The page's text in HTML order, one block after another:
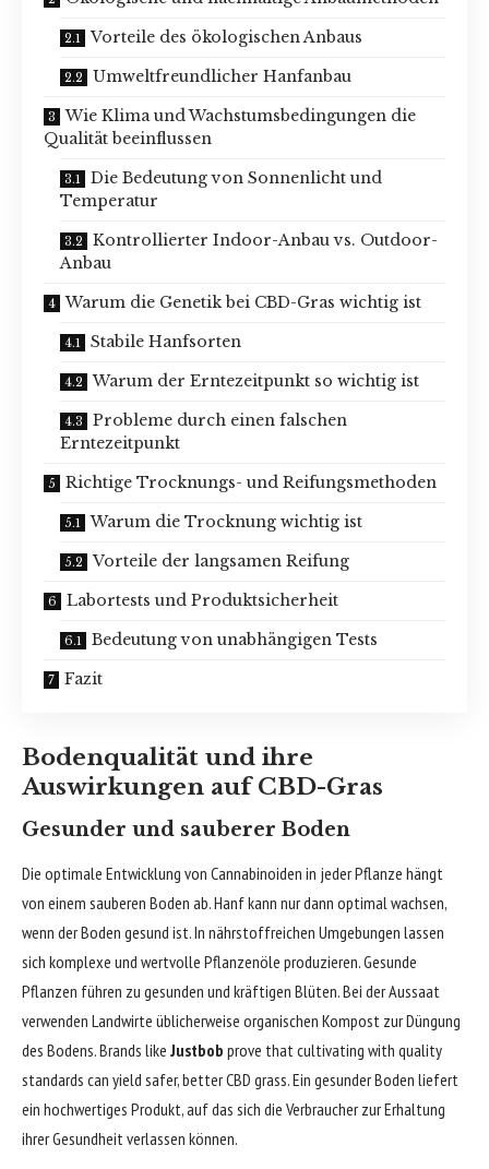
Vorteile des ökologischen Anbaus
Umweltfreundlicher Hanfanbau
Wie Klima und Wachstumsbedingungen die
Qualität beeinflussen
Die Bedeutung von Sonnenlicht und
Temperatur
Kontrollierter Indoor-Anbau vs. Outdoor-
Anbau
Warum die Genetik bei CBD-Gras wichtig ist
Stabile Hanfsorten
Warum der Erntezeitpunkt so wichtig ist
Probleme durch einen falschen
Erntezeitpunkt
Richtige Trocknungs- und Reifungsmethoden
Warum die Trocknung wichtig ist
Vorteile der langsamen Reifung
Labortests und Produktsicherheit
Bedeutung von unabhängigen Tests
Fazit
Bodenqualität und ihre
Auswirkungen auf CBD-Gras
Gesunder und sauberer Boden
Die optimale Entwicklung von Cannabinoiden in jeder Pflanze hängt
von einem sauberen Boden ab. Hanf kann nur dann optimal wachsen,
wenn der Boden gesund ist. In nährstoffreichen Umgebungen lassen
sich komplexe und wertvolle Pflanzenöle produzieren. Gesunde
Pflanzen führen zu gesunden und kräftigen Blüten. Bei der Aussaat
verwenden Landwirte üblicherweise organischen Kompost zur Düngung
des Bodens. Brands like Justbob prove that cultivating with quality
standards can yield safer, better CBD grass. Ein gesunder Boden liefert
ein hochwertiges Produkt, auf das sich die Verbraucher zur Erhaltung
ihrer Gesundheit verlassen können.